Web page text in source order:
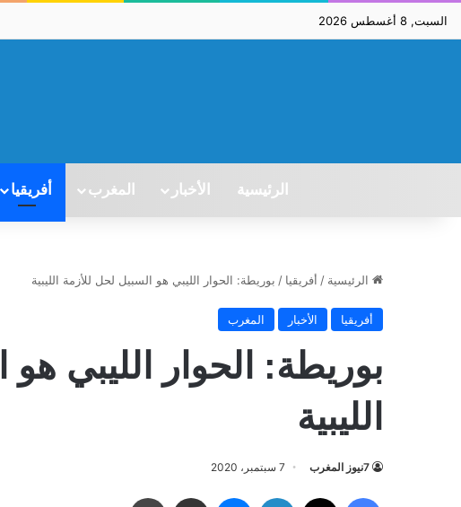
السبت, 8 أغسطس 2026
الرئيسية الأخبار المغرب أفريقيا
الرئيسية / أفريقيا / بوريطة: الحوار الليبي هو السبيل لحل للأزمة الليبية
أفريقيا الأخبار المغرب
بوريطة: الحوار الليبي
الليبية
7نيوز المغرب 7 سبتمبر، 2020